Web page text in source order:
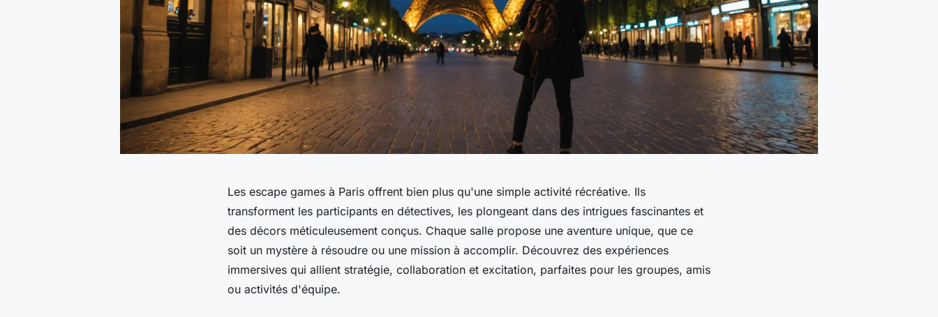
Les escape games à Paris offrent bien plus qu'une simple activité récréative. Ils
transforment les participants en détectives, les plongeant dans des intrigues fascinantes et
des décors méticuleusement conçus. Chaque salle propose une aventure unique, que ce
soit un mystère à résoudre ou une mission à accomplir. Découvrez des expériences
immersives qui allient stratégie, collaboration et excitation, parfaites pour les groupes, amis
ou activités d'équipe.